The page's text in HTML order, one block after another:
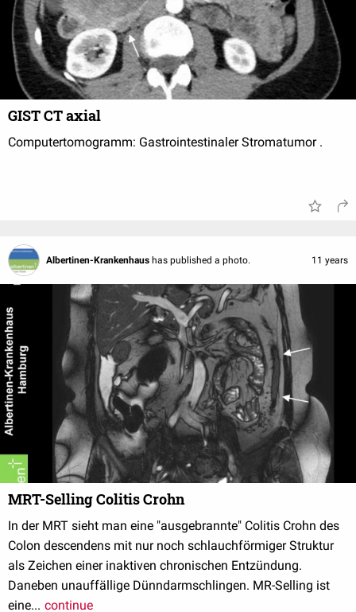
GIST CT axial
Computertomogramm: Gastrointestinaler Stromatumor .
Albertinen-Krankenhaus has published a photo. 11 years
MRT-Selling Colitis Crohn
In der MRT sieht man eine "ausgebrannte" Colitis Crohn des
Colon descendens mit nur noch schlauchförmiger Struktur
als Zeichen einer inaktiven chronischen Entzündung.
Daneben unauffällige Dünndarmschlingen. MR-Selling ist
eine... continue